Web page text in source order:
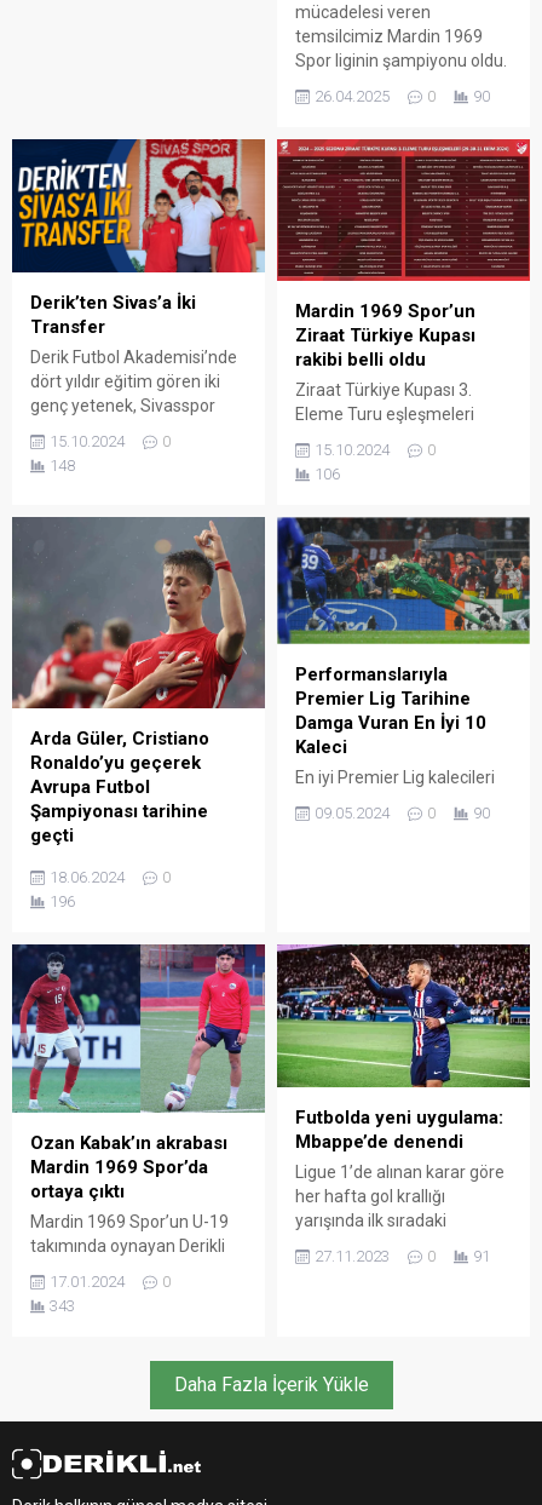
mücadelesi veren
temsilcimiz Mardin 1969
Spor liginin şampiyonu oldu.
26.04.2025 0 90
Derik’ten Sivas’a İki
Transfer
Derik Futbol Akademisi’nde
dört yıldır eğitim gören iki
genç yetenek, Sivasspor
Futbol Akademisi’ne
transfer oldu. 2012 doğumlu
orta saha oyuncusu Sercan
pozisyonunda oynayan
Yusufcan Akyapı,
çalışkanlıklarıyla dikkat
çekerek Sivasspor’un yolunu
tuttu.
15.10.2024
0
148
Mardin 1969 Spor’un
Ziraat Türkiye Kupası
rakibi belli oldu
Ziraat Türkiye Kupası 3.
Eleme Turu eşleşmeleri
bugün yapılan kura
çekiminin ardından belli
oldu.
15.10.2024
0
106
Arda Güler, Cristiano
Ronaldo’yu geçerek
Avrupa Futbol
Şampiyonası tarihine
geçti
Gürcistan karşısında
kaydettiği golle Cristiano
Futbol Şampiyonası
tarihinde oynadığı ilk
maçında gol atan en genç
oyuncu oldu.
18.06.2024
0
196
Performanslarıyla
Premier Lig Tarihine
Damga Vuran En İyi 10
Kaleci
En iyi Premier Lig kalecileri
üstün performansları bugün
09.05.2024 0 90
Ozan Kabak’ın akrabası
Mardin 1969 Spor’da
ortaya çıktı
Mardin 1969 Spor’un U-19
takımında oynayan Derikli
18 yaşındaki Muhamed
Hasan Yıldırım, bir dönem
Galatasaray, Liverpool ve
Ozan Kabak’ın akrabası
olduğu ortaya çıktı. Oyun
stiliyle de Kylian Mbappé’ye
Yıldırım, akrabası Ozan
17.01.2024
0
343
Futbolda yeni uygulama:
Mbappe’de denendi
Ligue 1’de alınan karar göre
her hafta gol krallığı
yarışında ilk sıradaki
“top scorer (en golcü)”
27.11.2023 0 91
Daha Fazla İçerik Yükle